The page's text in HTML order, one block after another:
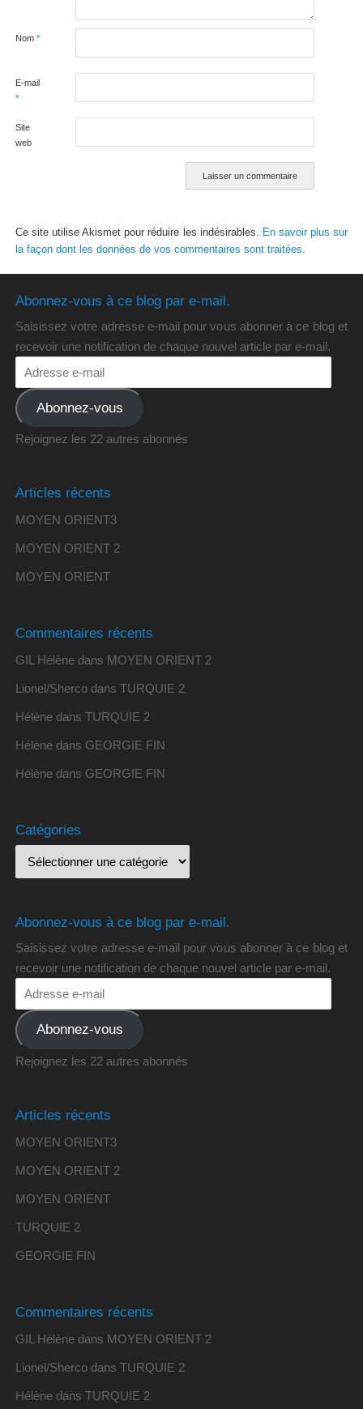
Nom *
E-mail
*
Site
web
Ce site utilise Akismet pour réduire les indésirables. En savoir plus sur
la façon dont les données de vos commentaires sont traitées.
Abonnez-vous à ce blog par e-mail.
Saisissez votre adresse e-mail pour vous abonner à ce blog et
recevoir une notification de chaque nouvel article par e-mail.
Abonnez-vous
Rejoignez les 22 autres abonnés
Articles récents
MOYEN ORIENT3
MOYEN ORIENT 2
MOYEN ORIENT
Commentaires récents
GIL Hélènedans MOYEN ORIENT 2
Lionel/Shercodans TURQUIE 2
Hélènedans TURQUIE 2
Hélènedans GEORGIE FIN
Hélènedans GEORGIE FIN
Catégories
Abonnez-vous à ce blog par e-mail.
Saisissez votre adresse e-mail pour vous abonner à ce blog et
recevoir une notification de chaque nouvel article par e-mail.
Abonnez-vous
Rejoignez les 22 autres abonnés
Articles récents
MOYEN ORIENT3
MOYEN ORIENT 2
MOYEN ORIENT
TURQUIE 2
GEORGIE FIN
Commentaires récents
GIL Hélènedans MOYEN ORIENT 2
Lionel/Shercodans TURQUIE 2
Hélènedans TURQUIE 2